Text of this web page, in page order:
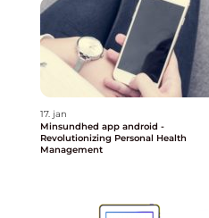
17. jan
Minsundhed app android -
Revolutionizing Personal Health
Management